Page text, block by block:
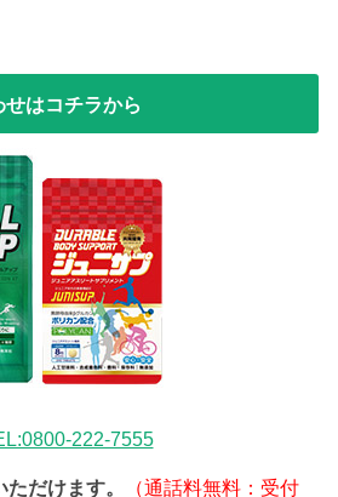
はコチラから
222-7555
だけます。
（通話料無料：受付